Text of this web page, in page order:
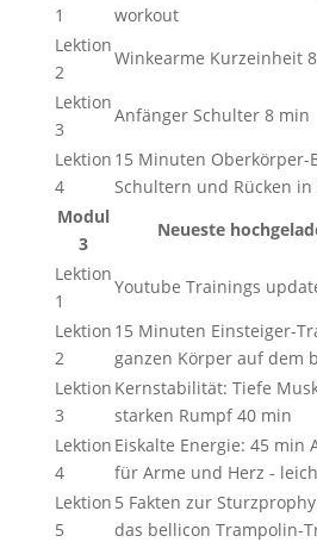
1
workout
Lektion
2
Winkearme Kurzeinheit
Lektion
3
Anfänger Schulter 8 min
Lektion
4
15 Minuten Oberkörper-
Schultern und Rücken
Modul
3
Neueste
Lektion
1
Youtube Trainings
Lektion
2
15 Minuten Einsteiger-
ganzen Körper auf dem
Lektion
3
Kernstabilität: Tiefe
starken Rumpf 40 min
Lektion
4
Eiskalte Energie: 45 min
für Arme und Herz -
Lektion
5
5 Fakten zur
das bellicon Trampolin-